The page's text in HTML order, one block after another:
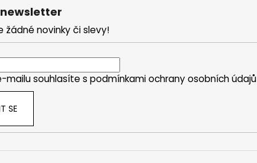
žádné novinky či slevy!
mailu souhlasíte s podmínkami ochrany osobních údajů
SE